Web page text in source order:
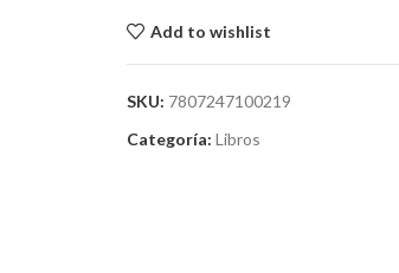
Add to wishlist
SKU: 7807247100219
Categoría: Libros